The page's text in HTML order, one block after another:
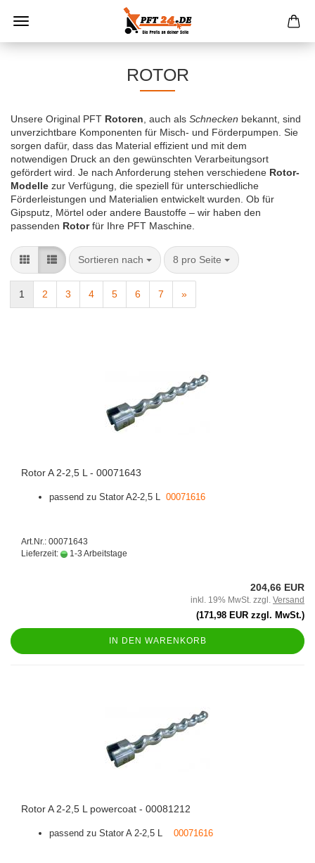
ROTOR
Unsere Original PFT Rotoren , auch als Schnecken bekannt, sind
unverzichtbare Komponenten für Misch- und Förderpumpen. Sie
sorgen dafür, dass das Material effizient und mit dem
notwendigen Druck an den gewünschten Verarbeitungsort
gefördert wird. Je nach Anforderung stehen verschiedene Rotor-
Modelle zur Verfügung, die speziell für unterschiedliche
Förderleistungen und Materialien entwickelt wurden. Ob für
Gipsputz, Mörtel oder andere Baustoffe – wir haben den
passenden Rotorfür Ihre PFT Maschine.
Sortieren nach 8 pro Seite
1 2 3 4 5 6 7 »
Rotor A 2-2,5 L - 00071643
passend zu Stator A2-2,5 L 00071616
Art.Nr.: 00071643
Lieferzeit:
1-3 Arbeitstage
204,66 EUR
(171,98 EUR zzgl. MwSt.)
inkl. 19% MwSt. zzgl. Versand
IN DEN WARENKORB
Rotor A 2-2,5 L powercoat - 00081212
passend zu Stator A 2-2,5 L 00071616